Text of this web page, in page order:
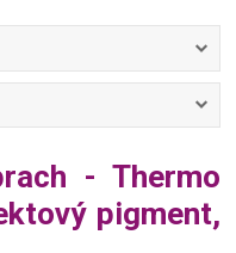
- Thermo
pigment,